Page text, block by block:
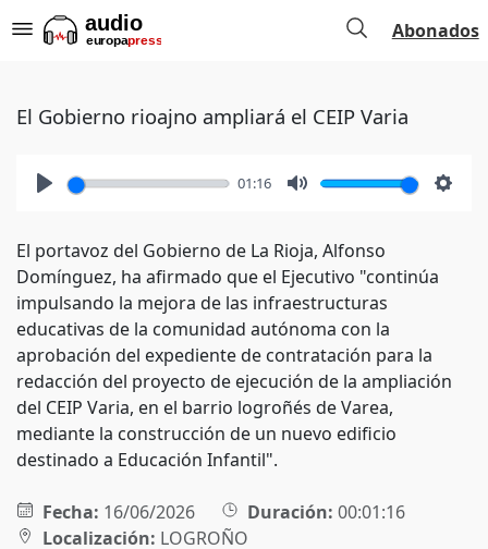
Abonados
El Gobierno rioajno ampliará el CEIP Varia
01:16
El portavoz del Gobierno de La Rioja, Alfonso
Domínguez, ha afirmado que el Ejecutivo "continúa
impulsando la mejora de las infraestructuras
educativas de la comunidad autónoma con la
aprobación del expediente de contratación para la
redacción del proyecto de ejecución de la ampliación
del CEIP Varia, en el barrio logroñés de Varea,
mediante la construcción de un nuevo edificio
destinado a Educación Infantil".
Fecha: 16/06/2026 Duración: 00:01:16
Localización: LOGROÑO